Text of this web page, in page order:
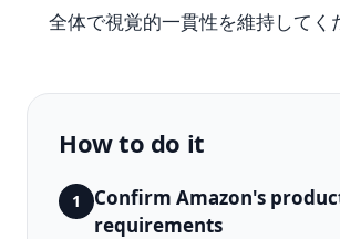
全体で視覚的一貫性を維持してく
How to do it
1
Confirm Amazon's
requirements